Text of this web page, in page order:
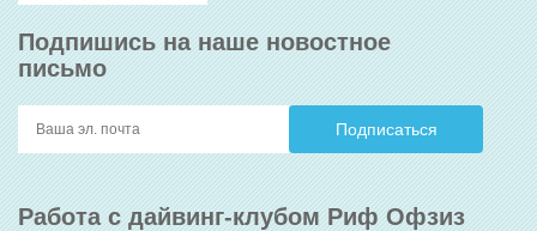
Подпишись на наше новостное
письмо
Работа с дайвинг-клубом Риф Офзиз